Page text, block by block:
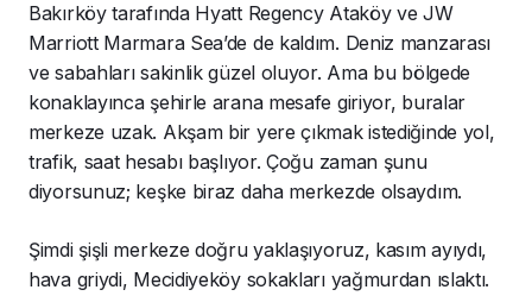
Bakırköy tarafında Hyatt Regency Ataköy ve JW
Marriott Marmara Sea’de de kaldım. Deniz manzarası
ve sabahları sakinlik güzel oluyor. Ama bu bölgede
konaklayınca şehirle arana mesafe giriyor, buralar
merkeze uzak. Akşam bir yere çıkmak istediğinde yol,
trafik, saat hesabı başlıyor. Çoğu zaman şunu
diyorsunuz; keşke biraz daha merkezde olsaydım.
Şimdi şişli merkeze doğru yaklaşıyoruz, kasım ayıydı,
hava griydi, Mecidiyeköy sokakları yağmurdan ıslaktı.